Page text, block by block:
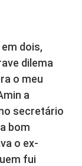
dois,
dilema
o meu
a
secretário
bom
o ex-
fui